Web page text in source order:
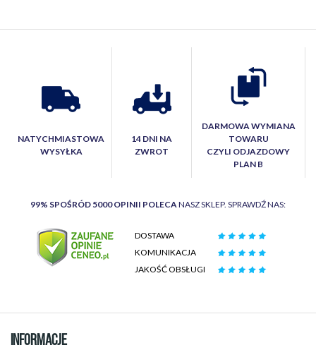
NATYCHMIASTOWA
WYSYŁKA
14 DNI NA
ZWROT
DARMOWA WYMIANA
TOWARU
CZYLI ODJAZDOWY
PLAN B
99% SPOŚRÓD 5000 OPINII POLECANASZ SKLEP. SPRAWDŹ NAS:
DOSTAWA
KOMUNIKACJA
JAKOŚĆ OBSŁUGI
INFORMACJE